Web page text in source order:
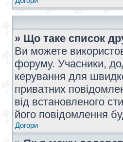
» Що таке список
Ви можете
форуму. Учасники,
керування для
приватних
від встановленого
його повідомлення
Догори